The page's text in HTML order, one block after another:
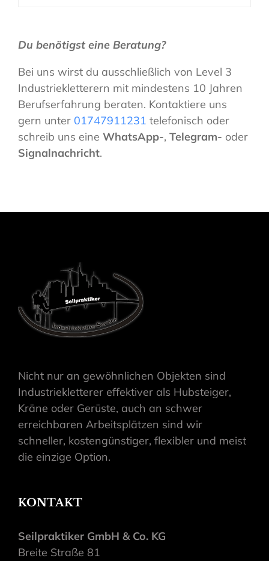
Du benötigst eine Beratung?
Bei uns wirst du ausschließlich von Level 3
Industriekletterern mit mindestens 10 Jahren
Berufserfahrung beraten. Kontaktiere uns
gern unter 01747911231 telefonisch oder
schreib uns eine WhatsApp-, Telegram- oder
Signalnachricht.
Nicht nur an gewöhnlichen Objekten sind
Industriekletterer effektiver als Hubsteiger,
Kräne oder Gerüste, auch an schwer
erreichbaren Arbeitsplätzen sind wir
schneller, kostengünstiger, flexibler und meist
die einzige Option.
KONTAKT
Seilpraktiker GmbH & Co. KG
Breite Straße 81